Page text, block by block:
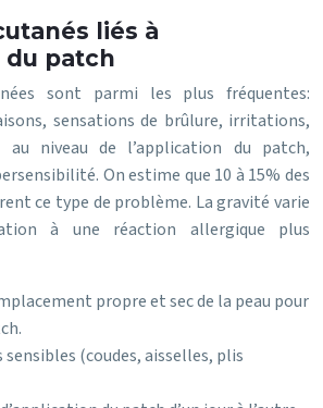
liés à
du patch
sont parmi les plus fréquentes:
sensations de brûlure, irritations,
au niveau de l’application du patch,
On estime que 10 à 15% des
ce type de problème. La gravité varie
à une réaction allergique plus
propre et sec de la peau pour
sensibles (coudes, aisselles, plis